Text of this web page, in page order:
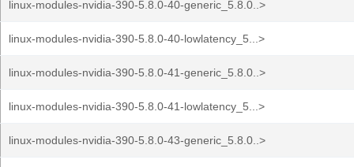
linux-modules-nvidia-390-5.8.0-40-generic_5.8.0..>
linux-modules-nvidia-390-5.8.0-40-lowlatency_5...>
linux-modules-nvidia-390-5.8.0-41-generic_5.8.0..>
linux-modules-nvidia-390-5.8.0-41-lowlatency_5...>
linux-modules-nvidia-390-5.8.0-43-generic_5.8.0..>